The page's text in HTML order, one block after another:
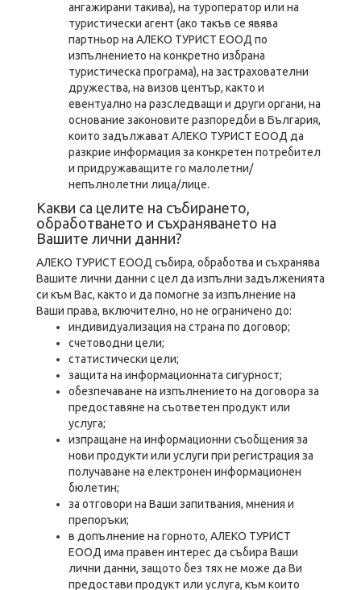
ангажирани такива), на туроператор или на
туристически агент (ако такъв се явява
партньор на АЛЕКО ТУРИСТ ЕООД по
изпълнението на конкретно избрана
туристическа програма), на застрахователни
дружества, на визов център, както и
евентуално на разследващи и други органи, на
основание законовите разпоредби в България,
които задължават АЛЕКО ТУРИСТ ЕООД да
разкрие информация за конкретен потребител
и придружаващите го малолетни/
непълнолетни лица/лице.
Какви са целите на събирането,
обработването и съхраняването на
Вашите лични данни?
АЛЕКО ТУРИСТ ЕООД събира, обработва и съхранява
Вашите лични данни с цел да изпълни задълженията
си към Вас, както и да помогне за изпълнение на
Ваши права, включително, но не ограничено до:
индивидуализация на страна по договор;
счетоводни цели;
статистически цели;
защита на информационната сигурност;
обезпечаване на изпълнението на договора за
предоставяне на съответен продукт или
услуга;
изпращане на информационни съобщения за
нови продукти или услуги при регистрация за
получаване на електронен информационен
бюлетин;
за отговори на Ваши запитвания, мнения и
препоръки;
в допълнение на горното, АЛЕКО ТУРИСТ
ЕООД има правен интерес да събира Ваши
лични данни, защото без тях не може да Ви
предостави продукт или услуга, към които